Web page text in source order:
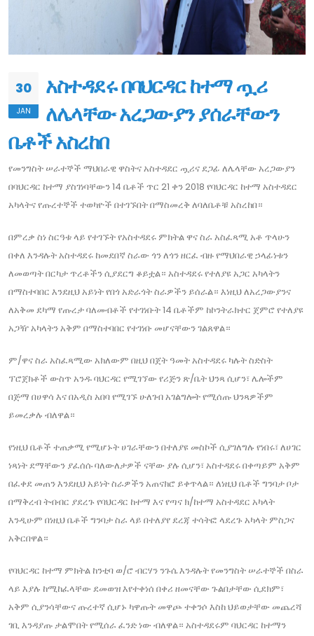
30
JAN
አስተዳደሩ በባህርዳር ከተማ ጧሪ
ለሌላቸው አረጋውያን ያሰራቸውን
ቤቶች አስረከበ
የመንግስት ሠራተኞች ማህበራዊ ዋስትና አስተዳደር ጧሪና ደጋፊ ለሌላቸው አረጋውያን
በባህርዳር ከተማ ያስገነባቸውን 14 ቤቶች ጥር 21 ቀን 2018 የባህርዳር ከተማ አስተዳደር
አካላትና የጡረተኞች ተወካዮች በተገኙበት በማስመረቅ ለባለቤቶቹ አስረከበ።
በምረቃ ስነ ስርዓቱ ላይ የተገኙት የአስተዳደሩ ምክትል ዋና ስራ አስፈጻሚ አቶ ጥላሁን
በቀለ እንዳሉት አስተዳደሩ ከመደበኛ ስራው ጎን ለጎን ዘርፈ ብዙ የማህበራዊ ኃላፊነቱን
ለመወጣት በርካታ ጥረቶችን ሲያደርግ ቆይቷል። አስተዳደሩ የተለያዩ አጋር አካላትን
በማስተባበር እንደዚህ አይነት የበጎ አድራጎት ስራዎችን ይሰራል። እነዚህ ለአረጋውያንና
ለአቅመ ደካማ የጡረታ ባለመብቶች የተገነቡት 14 ቤቶችም ከኮንትራክተር ጀምሮ የተለያዩ
አጋዥ አካላትን አቅም በማስተባበር የተገነቡ መሆናቸውን ገልጸዋል።
ም/ዋና ስራ አስፈጻሚው አክለውም በዚህ በጀት ዓመት አስተዳደሩ ካሉት ስድስት
ፕሮጀክቶች ውስጥ አንዱ ባህርዳር የሚገኘው የሪጅን ጽ/ቤት ህንጻ ሲሆን፣ ሌሎችም
በጅማ በሀዋሳ እና በአዲስ አበባ የሚገኙ ሁለገብ አገልግሎት የሚሰጡ ህንጻዎችም
ይመረቃሉ ብለዋል።
የነዚህ ቤቶች ተጠቃሚ የሚሆኑት ሀገራቸውን በተለያዩ መስኮች ሲያገለግሉ የነበሩ፣ ለሀገር
ነጻነት ደማቸውን ያፈሰሱ ባለውለታዎች ናቸው ያሉ ሲሆን፣ አስተዳደሩ በቀጣይም አቅም
በፈቀደ መጠን እንደዚህ አይነት ስራዎችን አጠናክሮ ይቀጥላል። ለነዚህ ቤቶች ግንባታ ቦታ
በማቅረብ ትብብር ያደረጉ የባህርዳር ከተማ እና የጣና ክ/ከተማ አስተዳደር አካላት
እንዲሁም በነዚህ ቤቶች ግንባታ ስራ ላይ በተለያየ ደረጃ ተሳትፎ ላደረጉ አካላት ምስጋና
አቅርበዋል።
የባህርዳር ከተማ ምክትል ከንቲባ ወ/ሮ ብርሃን ንጉሴ እንዳሉት የመንግስት ሠራተኞች በስራ
ላይ እያሉ ከሚከፈላቸው ደመወዝ እየተቀነሰ በቀሪ ዘመናቸው ጉልበታቸው ሲደክም፣
አቅም ሲያንሳቸውና ጡረተኛ ሲሆኑ ካዋጡት መዋጮ ተቀንሶ እስከ ህይወታቸው መጨረሻ
ገቢ እንዳያጡ ታልሞበት የሚሰራ ፈንድ ነው ብለዋል። አስተዳደሩም ባህርዳር ከተማን